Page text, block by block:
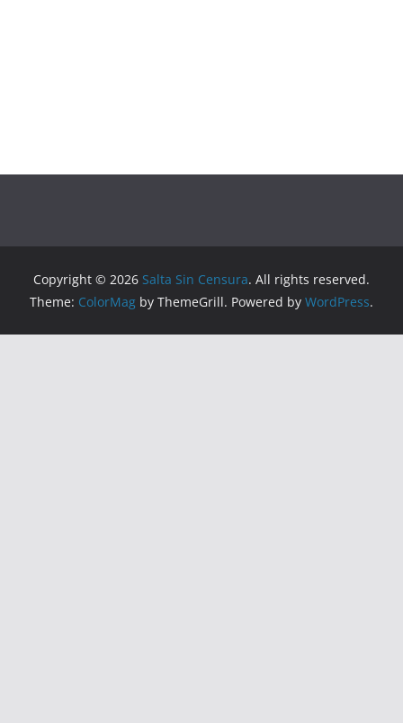
Copyright © 2026 Salta Sin Censura. All rights reserved.
Theme: ColorMag by ThemeGrill. Powered by WordPress.